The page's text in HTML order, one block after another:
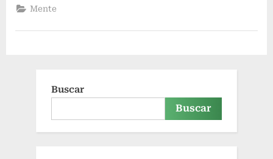
Mente
Buscar
Buscar